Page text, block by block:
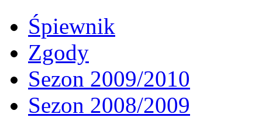
Śpiewnik
Zgody
Sezon 2009/2010
Sezon 2008/2009